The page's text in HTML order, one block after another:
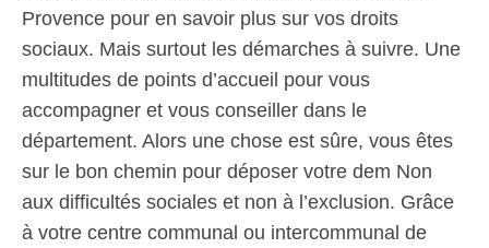
Provence pour en savoir plus sur vos droits
sociaux. Mais surtout les démarches à suivre. Une
multitudes de points d’accueil pour vous
accompagner et vous conseiller dans le
département. Alors une chose est sûre, vous êtes
sur le bon chemin pour déposer votre dem Non
aux difficultés sociales et non à l’exclusion. Grâce
à votre centre communal ou intercommunal de